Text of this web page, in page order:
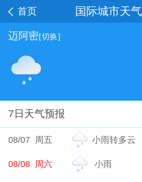
国际城市天气
首页
迈阿密[切换]
7日天气预报
08/07 周五 小雨转多云
08/08 周六 小雨